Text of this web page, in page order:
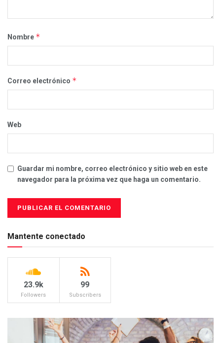
Nombre *
Correo electrónico *
Web
Guardar mi nombre, correo electrónico y sitio web en este
navegador para la próxima vez que haga un comentario.
Mantente conectado
23.9k
Followers
99
Subscribers